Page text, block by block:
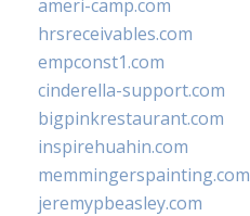
ameri-camp.com
hrsreceivables.com
empconst1.com
cinderella-support.com
bigpinkrestaurant.com
inspirehuahin.com
memmingerspainting.com
jeremypbeasley.com